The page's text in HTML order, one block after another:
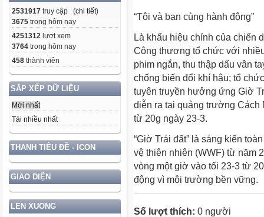
2531917 truy cập (chi tiết)
3675 trong hôm nay
4251312 lượt xem
3764 trong hôm nay
458 thành viên
SẮP XẾP DỮ LIỆU
Mới nhất
Tải nhiều nhất
THANH TIÊU ĐỀ - ICON
GIAO DIỆN
LEN XUONG
“Tôi và bạn cùng hành động”
Là khẩu hiệu chính của chiến
Công thương tổ chức với
phim ngắn, thu thập dấu vân
chống biến đổi khí hậu; tổ
tuyên truyền hưởng ứng Giờ
diễn ra tại quảng trường
từ 20g ngày 23-3.
“Giờ Trái đất” là sáng kiến
vệ thiên nhiên (WWF) từ năm
vòng một giờ vào tối 23-3 từ
động vì môi trường bền vững.
Số lượt thích: 0 người